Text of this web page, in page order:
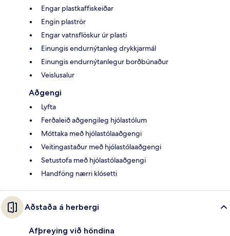
Engar plastkaffiskeiðar
Engin plaströr
Engar vatnsflöskur úr plasti
Einungis endurnýtanleg drykkjarmál
Einungis endurnýtanlegur borðbúnaður
Veislusalur
Aðgengi
Lyfta
Ferðaleið aðgengileg hjólastólum
Móttaka með hjólastólaaðgengi
Veitingastaður með hjólastólaaðgengi
Setustofa með hjólastólaaðgengi
Handföng nærri klósetti
Aðstaða á herbergi
Afþreying við höndina